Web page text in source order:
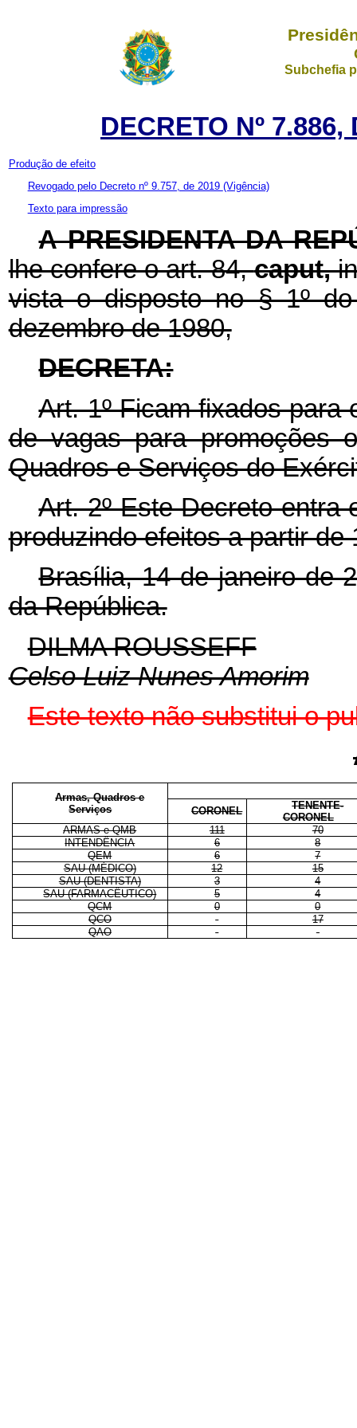
Subchefia
DECRETO Nº
Produção de efeito
Revogado pelo Decreto nº 9.757, de 2019 (Vigência)
Texto para impressão
A PRESIDENTA DA
lhe confere o art. 84,caput,
vista o disposto no § 1º
dezembro de 1980,
DECRETA:
Art. 1º Ficam fixados para
de vagas para promoções
Quadros e Serviços do
Art. 2º Este Decreto entra
produzindo efeitos a partir de
Brasília, 14 de janeiro de
da República.
DILMA ROUSSEFF
Celso Luiz Nunes Amorim
Este texto não substitui o
Armas, Quadros e
Serviços
CORONEL
TENENTE-
CORONEL
ARMAS e QMB
111
70
INTENDÊNCIA
6
8
QEM
6
7
SAU (MÉDICO)
12
15
SAU (DENTISTA)
3
4
SAU (FARMACÊUTICO)
5
4
QCM
0
0
QCO
-
17
QAO
- -